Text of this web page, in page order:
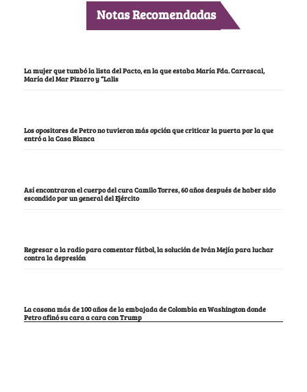
Notas Recomendadas
La mujer que tumbó la lista del Pacto, en la que estaba María Fda. Carrascal,
María del Mar Pizarro y “Lalis
Los opositores de Petro no tuvieron más opción que criticar la puerta por la que
entró a la Casa Blanca
Así encontraron el cuerpo del cura Camilo Torres, 60 años después de haber sido
escondido por un general del Ejército
Regresar a la radio para comentar fútbol, la solución de Iván Mejía para luchar
contra la depresión
La casona más de 100 años de la embajada de Colombia en Washington donde
Petro afinó su cara a cara con Trump